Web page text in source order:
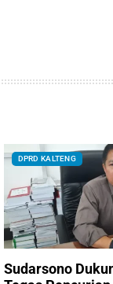
DPRD KALTENG
Sudarsono